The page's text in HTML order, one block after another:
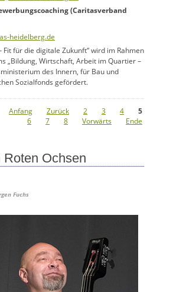
(Caritasverband
heidelberg.de
Fit für die digitale Zukunft“ wird im Rahmen
„Bildung, Wirtschaft, Arbeit im Quartier –
des Innern, für Bau und
Sozialfonds gefördert.
Anfang Zurück 2 3 4
5
6
7 8 Vorwärts Ende
Ochsen
Fuchs